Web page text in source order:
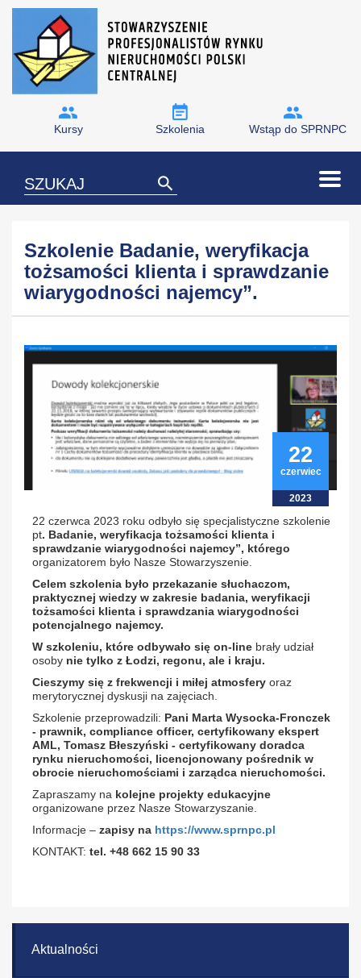
Kursy Szkolenia Wstąp do SPRNPC
Szkolenie Badanie, weryfikacja
tożsamości klienta i sprawdzanie
wiarygodności najemcy”.
22
czerwiec
2023
22 czerwca 2023 roku odbyło się specjalistyczne szkolenie
pt. Badanie, weryfikacja tożsamości klienta i
sprawdzanie wiarygodności najemcy”, którego
organizatorem było Nasze Stowarzyszenie.
Celem szkolenia było przekazanie słuchaczom,
praktycznej wiedzy w zakresie badania, weryfikacji
tożsamości klienta i sprawdzania wiarygodności
potencjalnego najemcy.
W szkoleniu, które odbywało się on-line brały udział
osoby nie tylko z Łodzi, regonu, ale i kraju.
Cieszymy się z frekwencji i miłej atmosfery oraz
merytorycznej dyskusji na zajęciach.
Szkolenie przeprowadzili: Pani Marta Wysocka-Fronczek
- prawnik, compliance officer, certyfikowany ekspert
AML, Tomasz Błeszyński - certyfikowany doradca
rynku nieruchomości, licencjonowany pośrednik w
obrocie nieruchomościami i zarządca nieruchomości.
Zapraszamy na kolejne projekty edukacyjne
organizowane przez Nasze Stowarzyszanie.
Informacje – zapisy na https://www.sprnpc.pl
KONTAKT: tel. +48 662 15 90 33
Aktualności